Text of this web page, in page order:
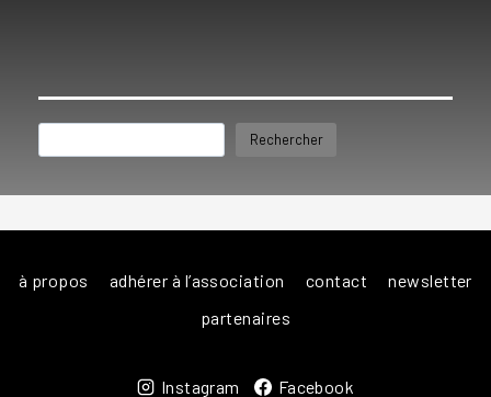
Rechercher
à propos adhérer à l’association contact
newsletter
partenaires
Instagram Facebook